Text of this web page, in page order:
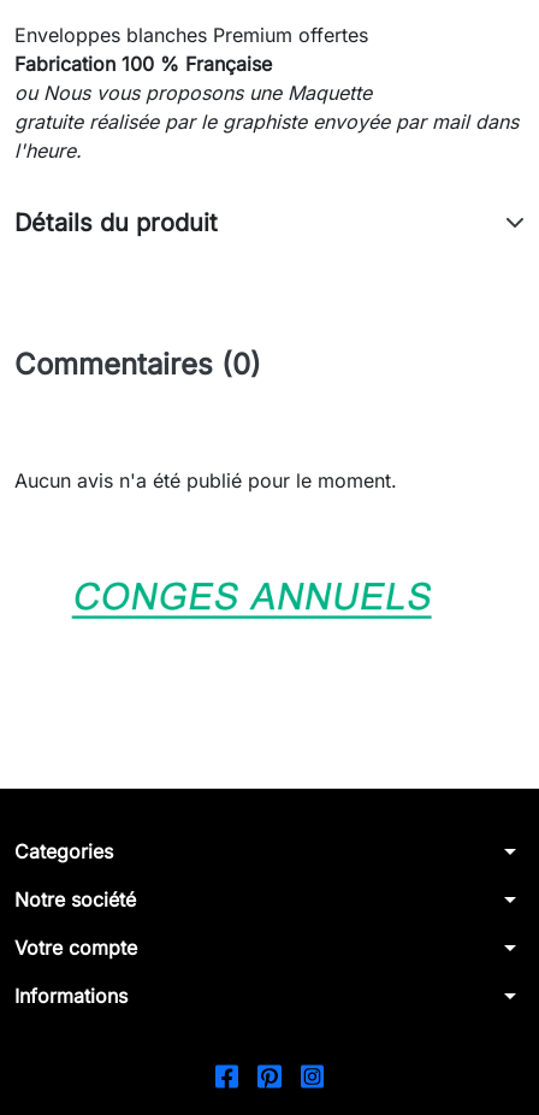
Enveloppes blanches Premium offertes
Fabrication 100 % Française
ou Nous vous proposons une Maquette
gratuite réalisée par le graphiste envoyée par mail dans
l'heure.
Détails du produit
Commentaires (0)
Aucun avis n'a été publié pour le moment.
Categories arrow_drop_down
Notre société arrow_drop_down
Votre compte arrow_drop_down
Informations arrow_drop_down